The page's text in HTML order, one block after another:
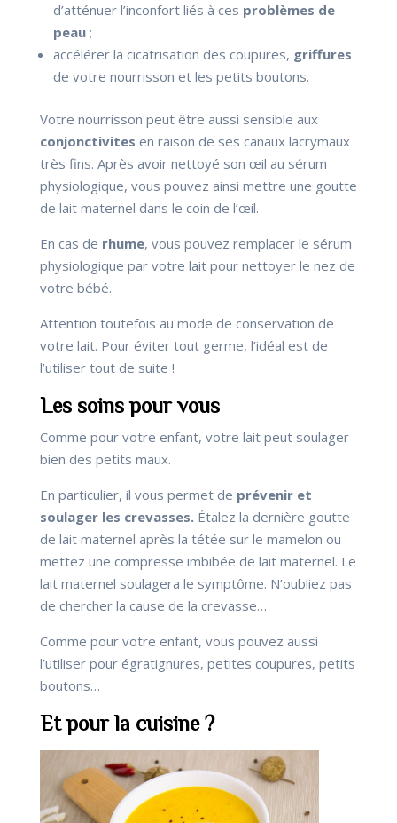
d’atténuer l’inconfort liés à ces problèmes de
peau;
accélérer la cicatrisation des coupures, griffures
de votre nourrisson et les petits boutons.
Votre nourrisson peut être aussi sensible aux
conjonctivites en raison de ses canaux lacrymaux
très fins. Après avoir nettoyé son œil au sérum
physiologique, vous pouvez ainsi mettre une goutte
de lait maternel dans le coin de l’œil.
En cas de rhume, vous pouvez remplacer le sérum
physiologique par votre lait pour nettoyer le nez de
votre bébé.
Attention toutefois au mode de conservation de
votre lait. Pour éviter tout germe, l’idéal est de
l’utiliser tout de suite !
Les soins pour vous
Comme pour votre enfant, votre lait peut soulager
bien des petits maux.
En particulier, il vous permet de prévenir et
soulager les crevasses.Étalez la dernière goutte
de lait maternel après la tétée sur le mamelon ou
mettez une compresse imbibée de lait maternel. Le
lait maternel soulagera le symptôme. N’oubliez pas
de chercher la cause de la crevasse…
Comme pour votre enfant, vous pouvez aussi
l’utiliser pour égratignures, petites coupures, petits
boutons…
Et pour la cuisine ?